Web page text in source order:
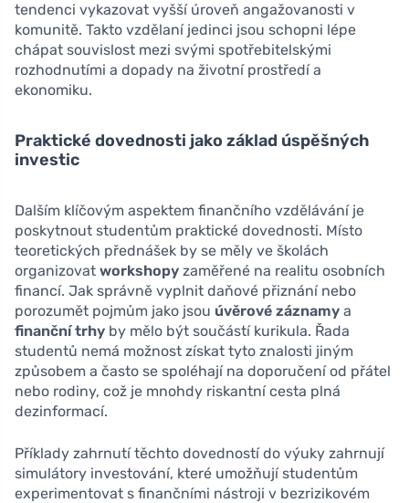
tendenci vykazovat vyšší úroveň angažovanosti v
komunitě. Takto vzdělaní jedinci jsou schopni lépe
chápat souvislost mezi svými spotřebitelskými
rozhodnutími a dopady na životní prostředí a
ekonomiku.
Praktické dovednosti jako základ úspěšných
investic
Dalším klíčovým aspektem finančního vzdělávání je
poskytnout studentům praktické dovednosti. Místo
teoretických přednášek by se měly ve školách
organizovat workshopy zaměřené na realitu osobních
financí. Jak správně vyplnit daňové přiznání nebo
porozumět pojmům jako jsou úvěrové záznamy a
finanční trhy by mělo být součástí kurikula. Řada
studentů nemá možnost získat tyto znalosti jiným
způsobem a často se spoléhají na doporučení od přátel
nebo rodiny, což je mnohdy riskantní cesta plná
dezinformací.
Příklady zahrnutí těchto dovedností do výuky zahrnují
simulátory investování, které umožňují studentům
experimentovat s finančními nástroji v bezrizikovém